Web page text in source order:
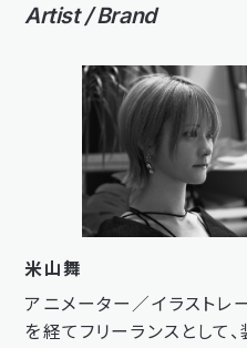
Artist / Brand
米山舞
アニメーター／イラストレ
を経てフリーランスとして